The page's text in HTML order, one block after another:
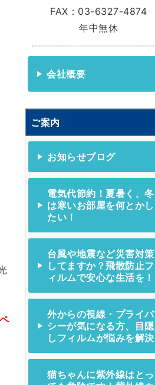
FAX：03-6327-4874
年中無休
会社概要
ご案内
お知らせブログ
電気代節約！夏暑く、冬
は寒いお部屋を何とかし
たい！
台風や地震など災害対策
してますか？飛散防止フ
ィルムで安心な生活を！
外からの視線・プライバ
シーが気になる方、目隠
しフィルムが悩みを解決
猫ちゃんに紫外線はとっ